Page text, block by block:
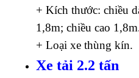
+ Kích thước: chiều
1,8m; chiều cao
+ Loại xe thùng kín.
Xe tải 2.2 tấn